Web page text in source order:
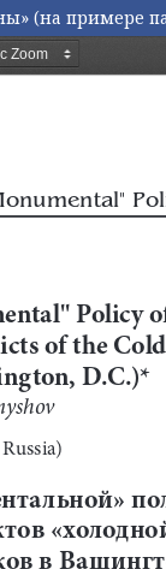
(на примере